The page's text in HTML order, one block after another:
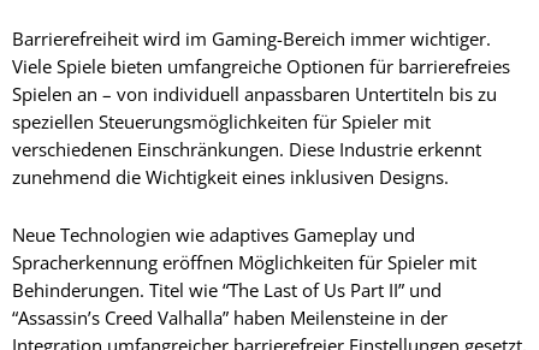
Barrierefreiheit wird im Gaming-Bereich immer wichtiger.
Viele Spiele bieten umfangreiche Optionen für barrierefreies
Spielen an – von individuell anpassbaren Untertiteln bis zu
speziellen Steuerungsmöglichkeiten für Spieler mit
verschiedenen Einschränkungen. Diese Industrie erkennt
zunehmend die Wichtigkeit eines inklusiven Designs.
Neue Technologien wie adaptives Gameplay und
Spracherkennung eröffnen Möglichkeiten für Spieler mit
Behinderungen. Titel wie “The Last of Us Part II” und
“Assassin’s Creed Valhalla” haben Meilensteine in der